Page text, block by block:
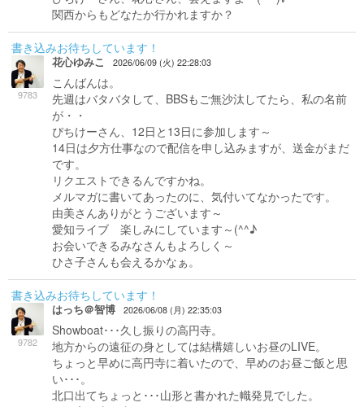
関西からもどなたか行かれますか？
書き込みお待ちしています！
9783
花心ゆみこ 2026/06/09 (火) 22:28:03
こんばんは。
先週はバタバタして、BBSもご無沙汰してたら、私の名前
が・・
ぴちけーさん、12日と13日に参加します～
14日は夕方仕事なので配信を申し込みますが、送金がまだ
です。
リクエストできるんですかね。
メルマガに書いてあったのに、気付いてなかったです。
由美さんありがとうございます～
愛知ライブ 楽しみにしています～(^^♪
お会いできるみなさんもよろしく～
ひさ子さんも会えるかなぁ。
書き込みお待ちしています！
9782
はっち＠智博 2026/06/08 (月) 22:35:03
Showboat･･･久し振りの高円寺。
地方からの遠征の身としては結構嬉しいお昼のLIVE。
ちょっと早めに高円寺に着いたので、早めのお昼ご飯と思
い･･･。
北口出てちょっと･･･山形と書かれた幟発見でした。